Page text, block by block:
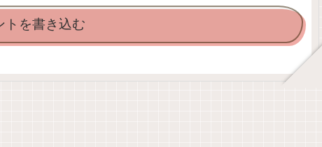
トを書き込む